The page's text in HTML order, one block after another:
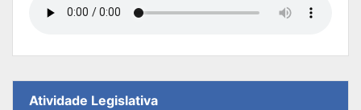
Atividade Legislativa